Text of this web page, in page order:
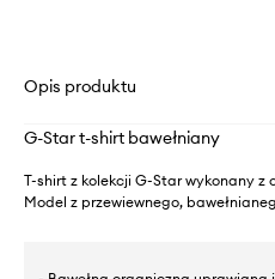
Opis produktu
G-Star t-shirt bawełniany
T-shirt z kolekcji G-Star wykonany z
Model z przewiewnego,